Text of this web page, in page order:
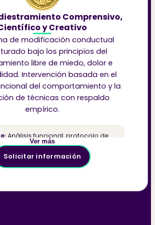
Comprensivo,
y Creativo
de modificación conductual
bajo los principios del
libre de miedo, dolor e
Intervención basada en el
del comportamiento y la
de técnicas con respaldo
empírico.
Análisis funcional, protocolo de
conductual y seguimiento del
caso
a:Perros con problemáticas
que requieren intervención
Ver más
Solicitar información